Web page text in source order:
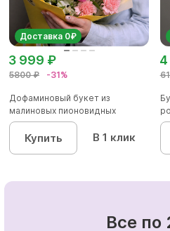
Доставка 0₽
5800 ₽ -31%
3 999 ₽
Дофаминовый букет из
малиновых пионовидных
кустовых роз...
Купить В 1 клик
Все по